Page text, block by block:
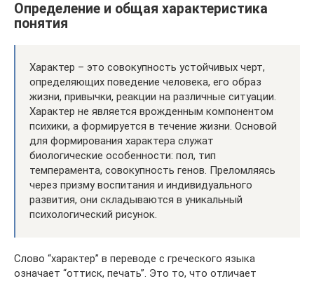
Определение и общая характеристика
понятия
Характер – это совокупность устойчивых черт,
определяющих поведение человека, его образ
жизни, привычки, реакции на различные ситуации.
Характер не является врожденным компонентом
психики, а формируется в течение жизни. Основой
для формирования характера служат
биологические особенности: пол, тип
темперамента, совокупность генов. Преломляясь
через призму воспитания и индивидуального
развития, они складываются в уникальный
психологический рисунок.
Слово “характер” в переводе с греческого языка
означает “оттиск, печать”. Это то, что отличает